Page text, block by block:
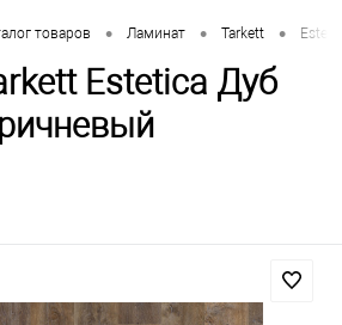
товаров • Ламинат • Tarkett •
Estetica Дуб